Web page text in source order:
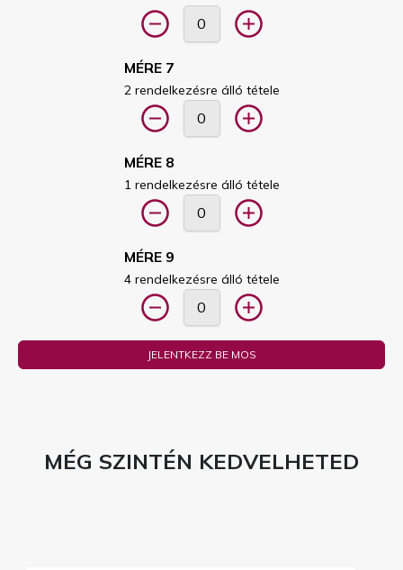
MÉRE 7
2 rendelkezésre álló tétele
MÉRE 8
1 rendelkezésre álló tétele
MÉRE 9
4 rendelkezésre álló tétele
JELENTKEZZ BE MOS
MÉG SZINTÉN KEDVELHETED